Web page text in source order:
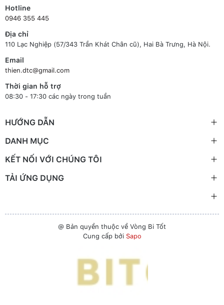
Hotline
0946 355 445
Địa chỉ
110 Lạc Nghiệp (57/343 Trần Khát Chân cũ), Hai Bà Trưng, Hà Nội.
Email
thien.dtc@gmail.com
Thời gian hỗ trợ
08:30 - 17:30 các ngày trong tuần
HƯỚNG DẪN
DANH MỤC
KẾT NỐI VỚI CHÚNG TÔI
TẢI ỨNG DỤNG
@ Bản quyền thuộc về Vòng Bi Tốt
Cung cấp bởi Sapo